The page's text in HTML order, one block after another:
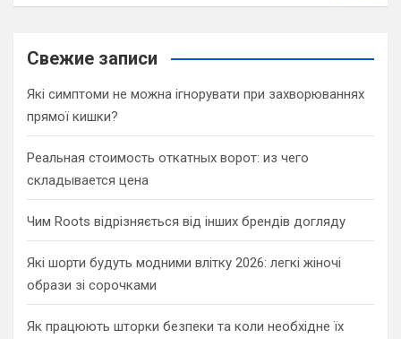
a
c
Свежие записи
Які симптоми не можна ігнорувати при захворюваннях
прямої кишки?
Реальная стоимость откатных ворот: из чего
складывается цена
Чим Roots відрізняється від інших брендів догляду
Які шорти будуть модними влітку 2026: легкі жіночі
образи зі сорочками
Як працюють шторки безпеки та коли необхідне їх